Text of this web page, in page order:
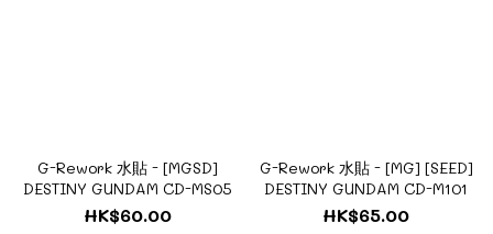
G-Rework 水貼 - [MGSD]
DESTINY GUNDAM CD-MS05
HK$60.00
G-Rework 水貼 - [MG] [SEED]
DESTINY GUNDAM CD-M101
HK$65.00